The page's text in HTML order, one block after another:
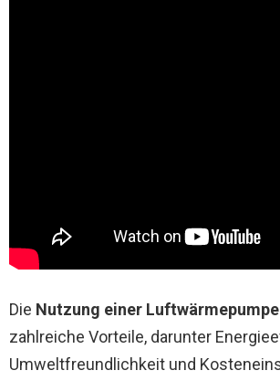
Die Nutzung einer Luftwärmepumpe
zahlreiche Vorteile, darunter
Umweltfreundlichkeit und